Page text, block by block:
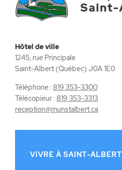
Hôtel de ville
1245, rue Principale
Saint-Albert (Québec) J0A 1E0
Téléphone :819 353-3300
Télécopieur :819 353-3313
reception@munstalbert.ca
VIVRE À SAINT-ALBERT